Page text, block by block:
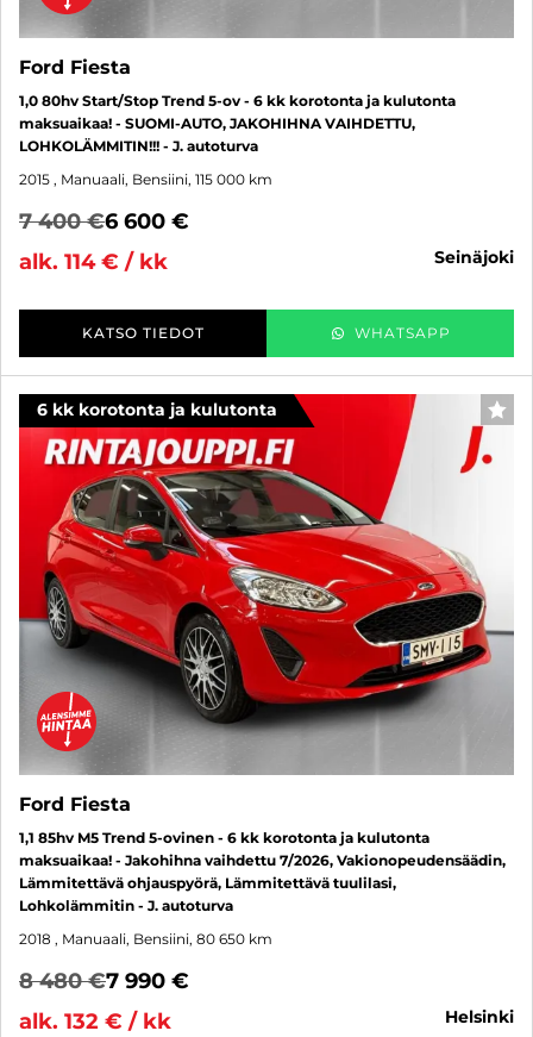
Ford Fiesta
1,0 80hv Start/Stop Trend 5-ov - 6 kk korotonta ja kulutonta
maksuaikaa! - SUOMI-AUTO, JAKOHIHNA VAIHDETTU,
LOHKOLÄMMITIN!!! - J. autoturva
2015 , Manuaali, Bensiini, 115 000 km
7 400 €6 600 €
alk. 114 € / kk
seinäjoki
KATSO TIEDOT WHATSAPP
6 kk korotonta ja kulutonta
Ford Fiesta
1,1 85hv M5 Trend 5-ovinen - 6 kk korotonta ja kulutonta
maksuaikaa! - Jakohihna vaihdettu 7/2026, Vakionopeudensäädin,
Lämmitettävä ohjauspyörä, Lämmitettävä tuulilasi,
Lohkolämmitin - J. autoturva
2018 , Manuaali, Bensiini, 80 650 km
8 480 €7 990 €
alk. 132 € / kk
helsinki